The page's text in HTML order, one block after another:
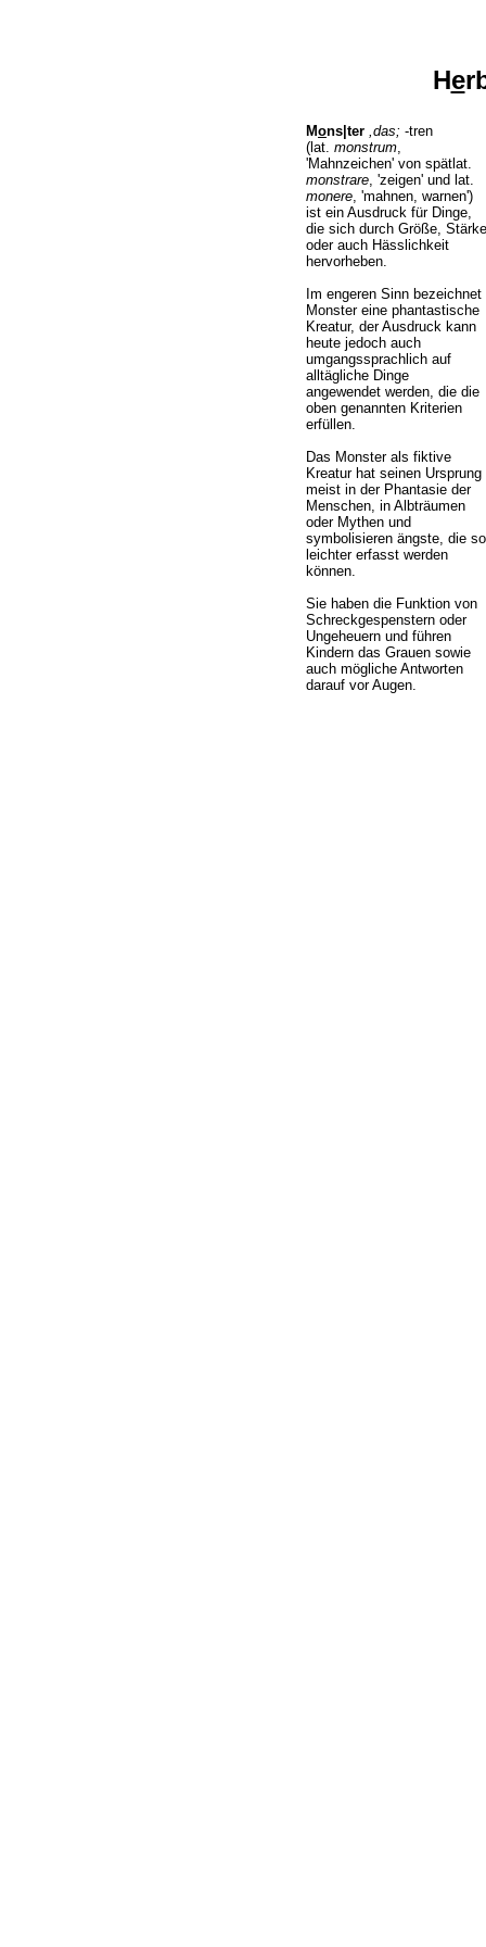
He
Mons|ter ,das; -tren
(lat. monstrum,
'Mahnzeichen' von spätlat.
monstrare, 'zeigen' und lat.
monere, 'mahnen, warnen')
ist ein Ausdruck für Dinge,
die sich durch Größe, Stärke
oder auch Hässlichkeit
hervorheben.
Im engeren Sinn bezeichnet
Monster eine phantastische
Kreatur, der Ausdruck kann
heute jedoch auch
umgangssprachlich auf
alltägliche Dinge
angewendet werden, die die
oben genannten Kriterien
erfüllen.
Das Monster als fiktive
Kreatur hat seinen Ursprung
meist in der Phantasie der
Menschen, in Albträumen
oder Mythen und
symbolisieren ängste, die so
leichter erfasst werden
können.
Sie haben die Funktion von
Schreckgespenstern oder
Ungeheuern und führen
Kindern das Grauen sowie
auch mögliche Antworten
darauf vor Augen.